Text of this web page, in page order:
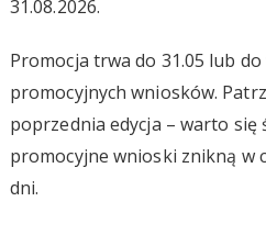
31.08.2026.
Promocja trwa do 31.05 lub
promocyjnych wniosków.
poprzednia edycja – warto się
promocyjne wnioski znikną w
dni.